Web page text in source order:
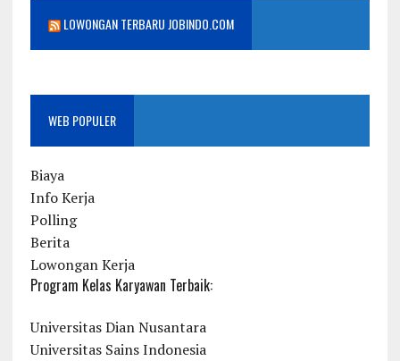
LOWONGAN TERBARU JOBINDO.COM
WEB POPULER
Biaya
Info Kerja
Polling
Berita
Lowongan Kerja
Program Kelas Karyawan Terbaik:
Universitas Dian Nusantara
Universitas Sains Indonesia